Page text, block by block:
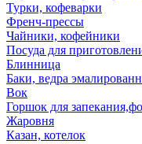
Турки, кофеварки
Френч-прессы
Чайники, кофейники
Посуда для
Блинница
Баки, ведра
Вок
Горшок для
Жаровня
Казан, котелок